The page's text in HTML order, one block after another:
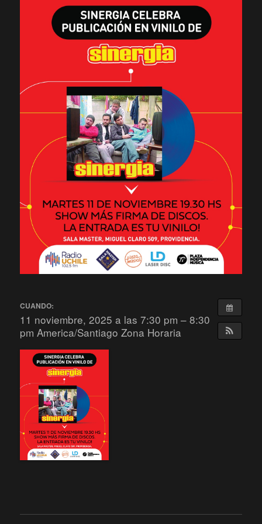
CUANDO:
11 noviembre, 2025 a las 7:30 pm – 8:30
pmAmerica/Santiago Zona Horaria